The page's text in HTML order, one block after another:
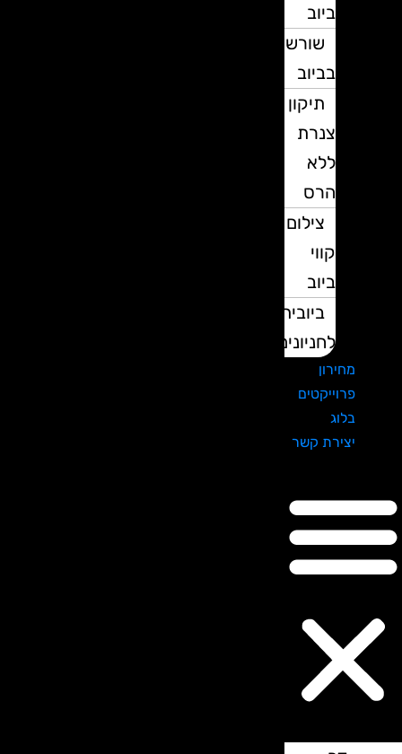
ביוב
שורשים
בביוב
תיקון
צנרת
ללא
הרס
צילום
קווי
ביוב
ביובית
לחניונים
מחירון
פרוייקטים
בלוג
יצירת קשר